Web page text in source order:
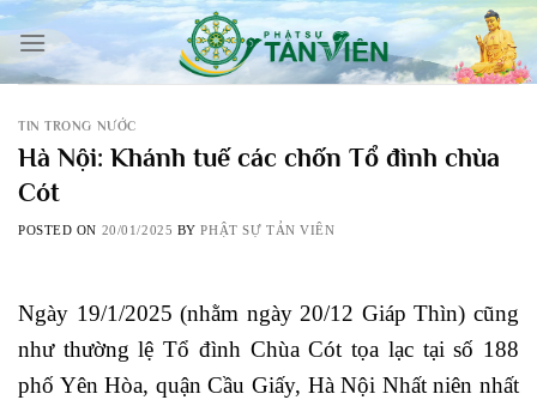
Skip
content
TIN TRONG NƯỚC
Hà Nội: Khánh tuế các chốn Tổ đình chùa
Cót
POSTED ON 20/01/2025 BYPHẬT SỰ TẢN VIÊN
Ngày 19/1/2025 (nhằm ngày 20/12 Giáp Thìn) cũng
như thường lệ Tổ đình Chùa Cót tọa lạc tại số 188
phố Yên Hòa, quận Cầu Giấy, Hà Nội Nhất niên nhất